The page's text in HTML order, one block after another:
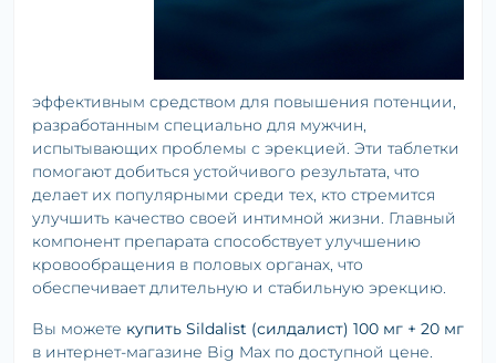
эффективным средством для повышения потенции,
разработанным специально для мужчин,
испытывающих проблемы с эрекцией. Эти таблетки
помогают добиться устойчивого результата, что
делает их популярными среди тех, кто стремится
улучшить качество своей интимной жизни. Главный
компонент препарата способствует улучшению
кровообращения в половых органах, что
обеспечивает длительную и стабильную эрекцию.
Вы можете купить Sildalist (силдалист) 100 мг + 20 мг
в интернет-магазине Big Max по доступной цене.